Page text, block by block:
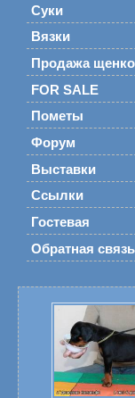
Суки
Вязки
Продажа
FOR SALE
Пометы
Форум
Выставки
Ссылки
Гостевая
Обратная связь